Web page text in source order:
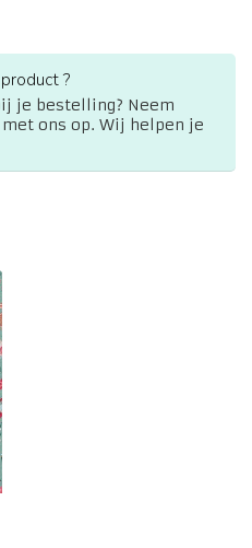
?
je bestelling? Neem
ons op. Wij helpen je